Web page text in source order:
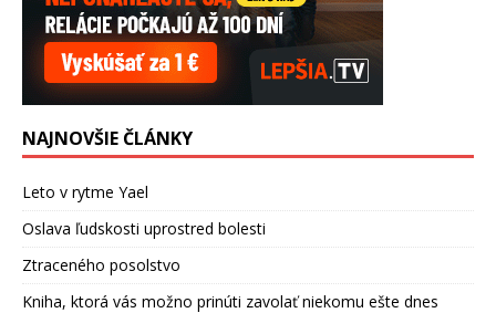
NAJNOVŠIE ČLÁNKY
Leto v rytme Yael
Oslava ľudskosti uprostred bolesti
Ztraceného posolstvo
Kniha, ktorá vás možno prinúti zavolať niekomu ešte dnes